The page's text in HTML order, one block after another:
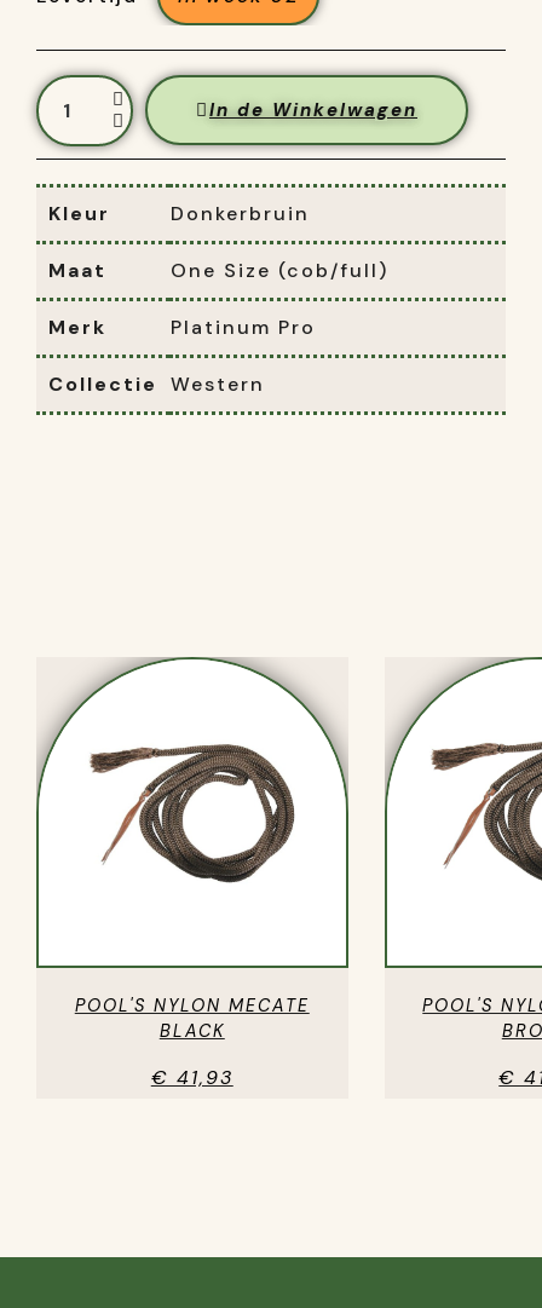
In de Winkelwagen
Kleur Donkerbruin
Maat One Size (cob/full)
Merk Platinum Pro
Collectie Western
POOL'S NYLON MECATE
BLACK
€ 41,93
POOL'S
€